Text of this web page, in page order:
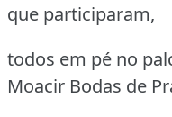
que participaram,
todos em pé no
Moacir Bodas de